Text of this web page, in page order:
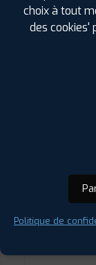
choix à tout
des cookies'
Politique de